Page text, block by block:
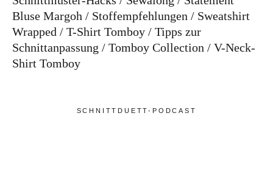
Bluse Margoh
Stoffempfehlungen
Sweatshirt
Wrapped
T-Shirt Tomboy
Tipps zur
Schnittanpassung
Tomboy Collection
V-Neck-
Shirt Tomboy
SCHNITTDUETT-PODCAST